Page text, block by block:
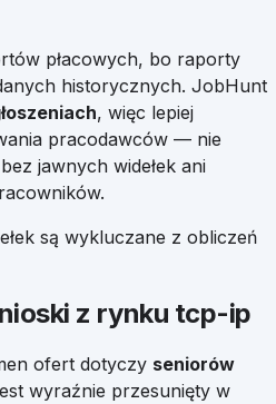
płacowych, bo raporty
historycznych. JobHunt
, więc lepiej
pracodawców — nie
jawnych widełek ani
są wykluczane z obliczeń
z rynku tcp-ip
ofert dotyczy seniorów
wyraźnie przesunięty w